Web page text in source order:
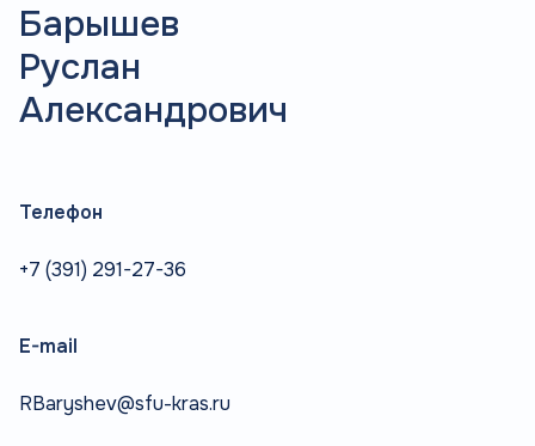
Барышев
Руслан
Александрович
Телефон
+7 (391) 291-27-36
E-mail
RBaryshev@sfu-kras.ru